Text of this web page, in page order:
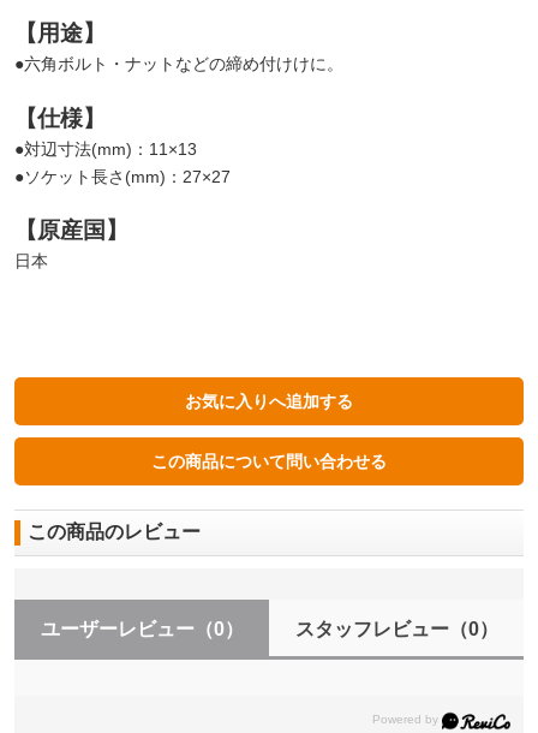
【用途】
●六角ボルト・ナットなどの締め付けけに。
【仕様】
●対辺寸法(mm)：11×13
●ソケット長さ(mm)：27×27
【原産国】
日本
この商品のレビュー
ユーザーレビュー （0） スタッフレビュー（0）